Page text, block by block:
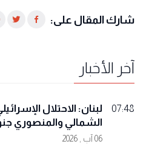
شارك المقال على:
آخر الأخبار
07:48
لبنان: الاحتلال
الشمالي والمنصوري
06 آب , 2026